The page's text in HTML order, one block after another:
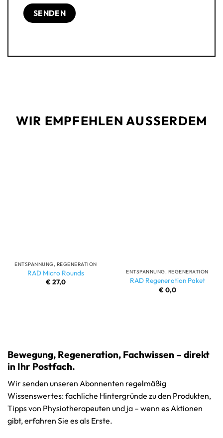
WIR EMPFEHLEN AUSSERDEM
ENTSPANNUNG, REGENERATION
RAD Micro Rounds
€ 27,0
ENTSPANNUNG, REGENERATION
RAD Regeneration Paket
€ 0,0
Bewegung, Regeneration, Fachwissen – direkt
in Ihr Postfach.
Wir senden unseren Abonnenten regelmäßig
Wissenswertes: fachliche Hintergründe zu den Produkten,
Tipps von Physiotherapeuten und ja – wenn es Aktionen
gibt, erfahren Sie es als Erste.